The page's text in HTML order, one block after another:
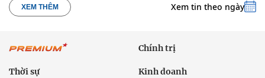
XEM THÊM Xem tin theo ngày
Chính trị
Thời sự Kinh doanh